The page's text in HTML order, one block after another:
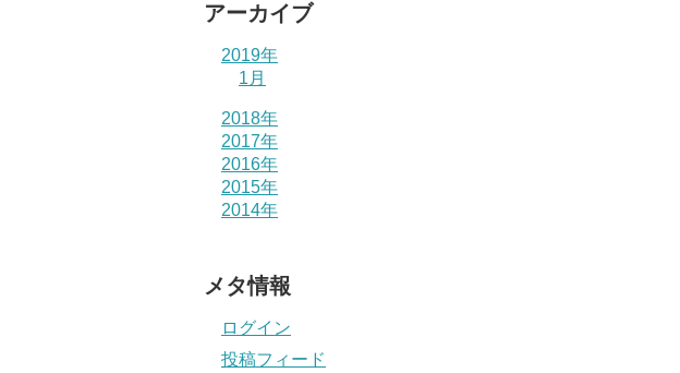
アーカイブ
2019年
1月
2018年
2017年
2016年
2015年
2014年
メタ情報
ログイン
投稿フィード